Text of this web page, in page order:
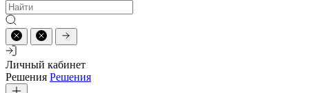
Личный кабинет
Решения Решения